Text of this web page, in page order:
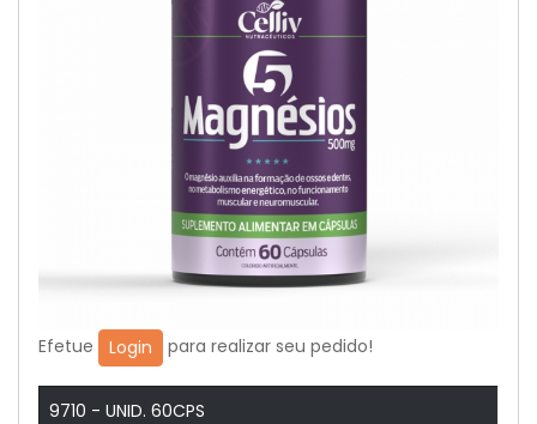
Efetue Login para realizar seu pedido!
9710 - UNID. 60CPS